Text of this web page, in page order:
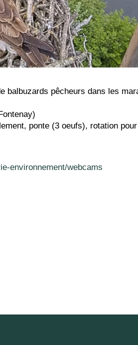
balbuzards pêcheurs dans les
ponte (3 oeufs), rotation
environnement/webcams